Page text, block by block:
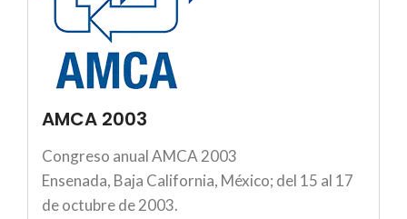
AMCA 2003
Congreso anual AMCA 2003
Ensenada, Baja California, México; del 15 al 17
de octubre de 2003.